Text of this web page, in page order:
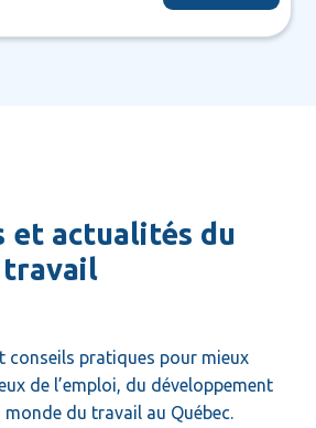
et actualités du
travail
conseils pratiques pour mieux
de l’emploi, du développement
du travail au Québec.